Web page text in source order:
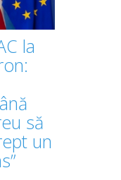
la
să
un